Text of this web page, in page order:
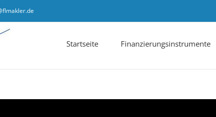
Startseite Finanzierungsinstrumente